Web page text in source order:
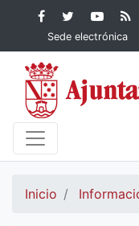
Contenido principalFacebook
Dénia
de
Sede electrónica
Inicio